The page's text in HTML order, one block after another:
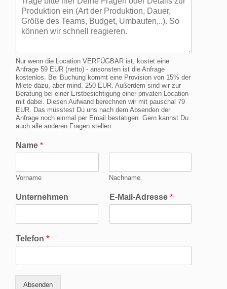
Nur wenn die Location VERFÜGBAR ist, kostet eine
Anfrage 59 EUR (netto) - ansonsten ist die Anfrage
kostenlos. Bei Buchung kommt eine Provision von 15% der
Miete dazu, aber mind. 250 EUR. Außerdem sind wir zur
Beratung bei einer Erstbesichtigung einer privaten Location
mit dabei. Diesen Aufwand berechnen wir mit pauschal 79
EUR. Das müsstest Du uns nach dem Absenden der
Anfrage noch einmal per Email bestätigen. Gern kannst Du
auch alle anderen Fragen stellen.
Name *
Vorname Nachname
Unternehmen E-Mail-Adresse *
Telefon *
Absenden